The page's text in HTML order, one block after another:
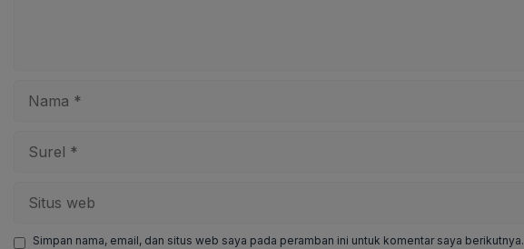
web
Simpan nama, email, dan situs web saya pada peramban ini untuk komentar saya berikutnya.